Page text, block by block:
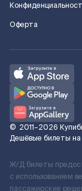
Оферта
© 2011–2026
Дешёвые билеты на
Ж/Д билеты
с использованием
пассажирские